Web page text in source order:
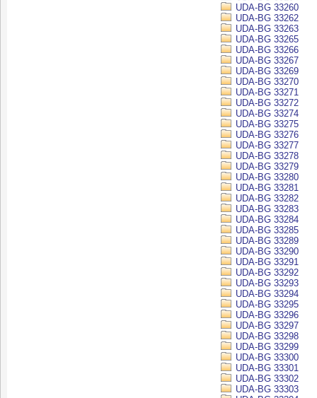
UDA-BG 33260
UDA-BG 33262
UDA-BG 33263
UDA-BG 33265
UDA-BG 33266
UDA-BG 33267
UDA-BG 33269
UDA-BG 33270
UDA-BG 33271
UDA-BG 33272
UDA-BG 33274
UDA-BG 33275
UDA-BG 33276
UDA-BG 33277
UDA-BG 33278
UDA-BG 33279
UDA-BG 33280
UDA-BG 33281
UDA-BG 33282
UDA-BG 33283
UDA-BG 33284
UDA-BG 33285
UDA-BG 33289
UDA-BG 33290
UDA-BG 33291
UDA-BG 33292
UDA-BG 33293
UDA-BG 33294
UDA-BG 33295
UDA-BG 33296
UDA-BG 33297
UDA-BG 33298
UDA-BG 33299
UDA-BG 33300
UDA-BG 33301
UDA-BG 33302
UDA-BG 33303